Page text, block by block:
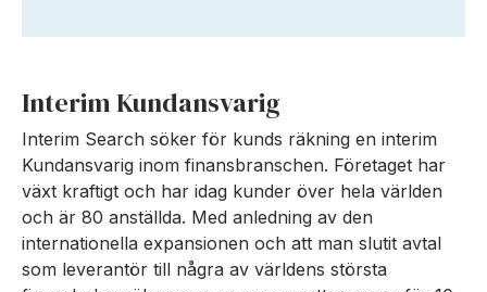
Interim Kundansvarig
Interim Search söker för kunds räkning en interim
Kundansvarig inom finansbranschen. Företaget har
växt kraftigt och har idag kunder över hela världen
och är 80 anställda. Med anledning av den
internationella expansionen och att man slutit avtal
som leverantör till några av världens största